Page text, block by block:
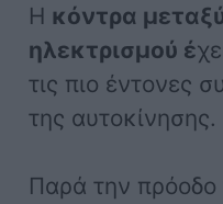
Η κόντρα
ηλεκτρισμού έ
τις πιο έντονες
της αυτοκίνησης.
Παρά την πρόοδο